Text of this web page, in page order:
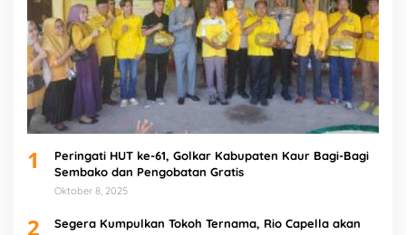
1
Peringati HUT ke-61, Golkar Kabupaten Kaur Bagi-Bagi
Sembako dan Pengobatan Gratis
Oktober 8, 2025
2
Segera Kumpulkan Tokoh Ternama, Rio Capella akan